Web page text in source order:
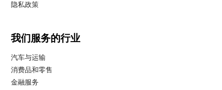
隐私政策
我们服务的行业
汽车与运输
消费品和零售
金融服务